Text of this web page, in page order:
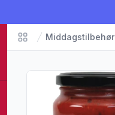
Matvarer
Middagstilbehør